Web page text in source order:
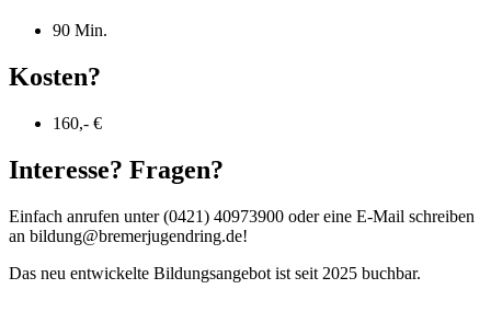
90 Min.
Kosten?
160,- €
Interesse? Fragen?
Einfach anrufen unter (0421) 40973900 oder eine E-Mail schreiben
an bildung@bremerjugendring.de!
Das neu entwickelte Bildungsangebot ist seit 2025 buchbar.